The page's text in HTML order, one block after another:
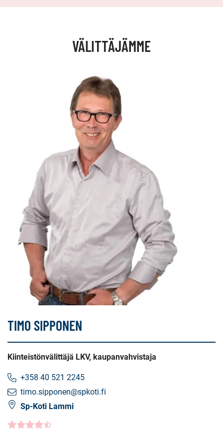
VÄLITTÄJÄMME
TIMO SIPPONEN
Kiinteistönvälittäjä LKV, kaupanvahvistaja
+358 40 521 2245
timo.sipponen@spkoti.fi
Sp-Koti Lammi
Asiakasarvio